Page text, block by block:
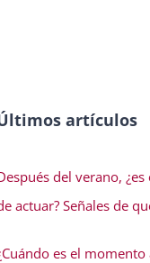
artículos
del verano,
actuar? Señales de
es el momento